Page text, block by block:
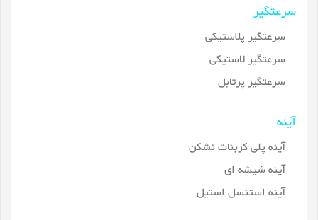
سرعتگیر
سرعتگیر پلاستیکی
سرعتگیر لاستیکی
سرعتگیر پرتابل
آینه
آینه پلی کربنات نشکن
آینه شیشه ای
آینه استنسل استیل